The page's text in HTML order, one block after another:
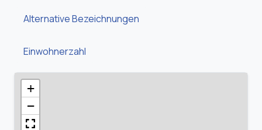
Alternative Bezeichnungen
Einwohnerzahl
+
−